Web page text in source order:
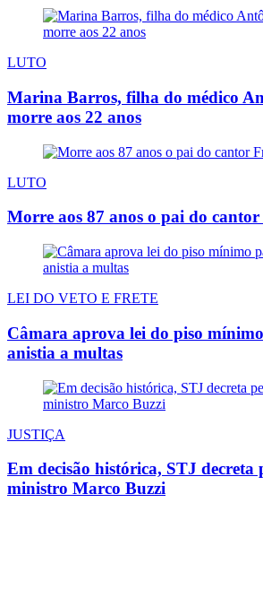
LUTO
Marina Barros, filha do médico
morre aos 22 anos
LUTO
Morre aos 87 anos o pai do
LEI DO VETO E FRETE
Câmara aprova lei do piso
anistia a multas
JUSTIÇA
Em decisão histórica, STJ decreta
ministro Marco Buzzi